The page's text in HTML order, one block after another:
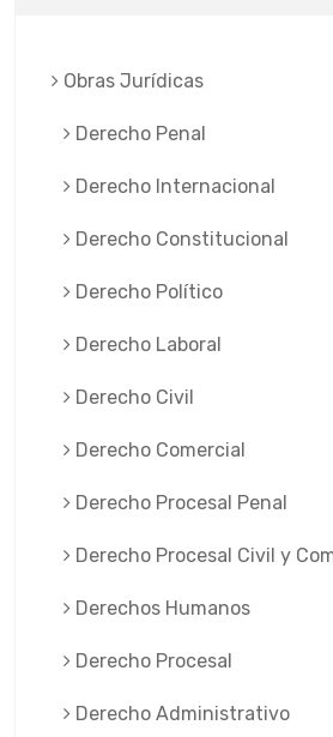
Obras Jurí­dicas
Derecho Penal
Derecho Internacional
Derecho Constitucional
Derecho Político
Derecho Laboral
Derecho Civil
Derecho Comercial
Derecho Procesal Penal
Derecho Procesal Civil y
Derechos Humanos
Derecho Procesal
Derecho Administrativo